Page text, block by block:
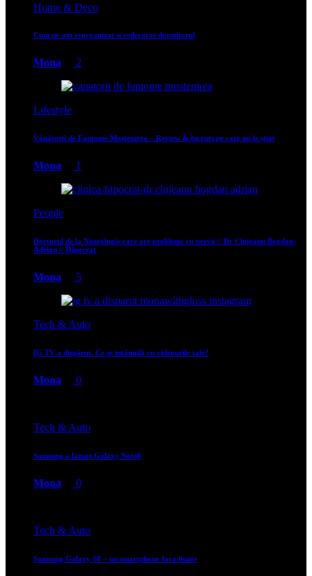
Home & Deco
Cum ne-am reorganizat si redecorat dormitorul
Mona 2
Lifestyle
Vânătorii de Fantome Moștenirea – Review & lucruri pe care nu le știai
Mona 1
People
Doctorul de la Neurologie care are probleme cu nervii // Dr Clujeanu Bogdan-
Adrian // Hipocrat
Mona 5
Tech & Auto
IG TV a dispărut. Ce se întâmplă cu videourile tale?
Mona 0
Tech & Auto
Samsung a lansat Galaxy Note8
Mona 0
Tech & Auto
Samsung Galaxy S8 – un smartphone fara limite